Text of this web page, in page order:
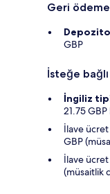
Geri
GBP
İsteğe
İngiliz
21.75
İlave ücret
GBP
İlave ücret
(müsaitlik